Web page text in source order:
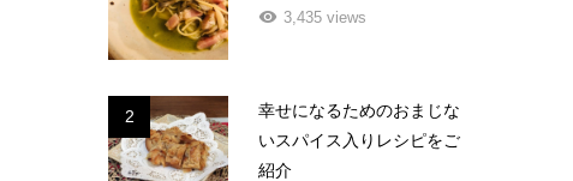
3,435 views
2
幸せになるためのおまじな
いスパイス入りレシピをご
紹介